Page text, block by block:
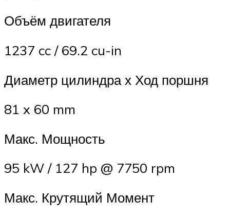
Объём двигателя
1237 cc / 69.2 cu-in
Диаметр цилиндра х Ход поршня
81 x 60 mm
Макс. Мощность
95 kW / 127 hp @ 7750 rpm
Макс. Крутящий Момент